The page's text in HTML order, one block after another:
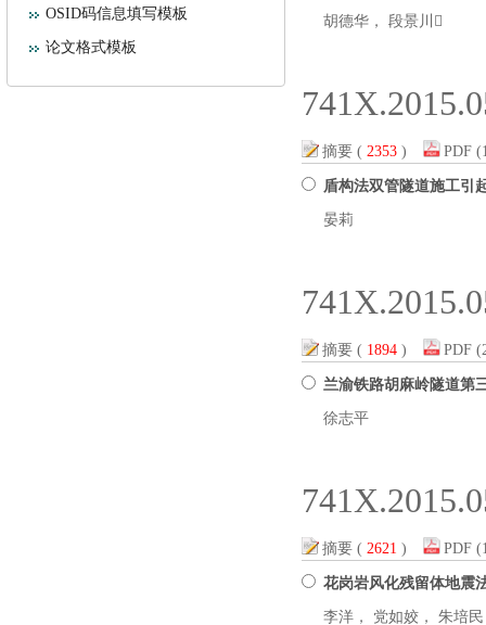
胡德华， 段景川
摘要 ( 2353) PDF
盾构法双管隧道施工引
晏莉
摘要 ( 1894) PDF
兰渝铁路胡麻岭隧道第
徐志平
摘要 ( 2621 ) PDF
花岗岩风化残留体地震
李洋， 党如姣， 朱培
OSID码信息填写模板
论文格式模板